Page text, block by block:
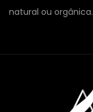
natural ou orgânica.